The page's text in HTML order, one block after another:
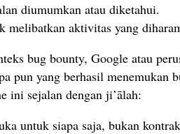
diumumkan atau diketahui.
melibatkan aktivitas yang
bug bounty, Google atau
pun yang berhasil menemukan
ini sejalan dengan ji’ālah:
untuk siapa saja, bukan